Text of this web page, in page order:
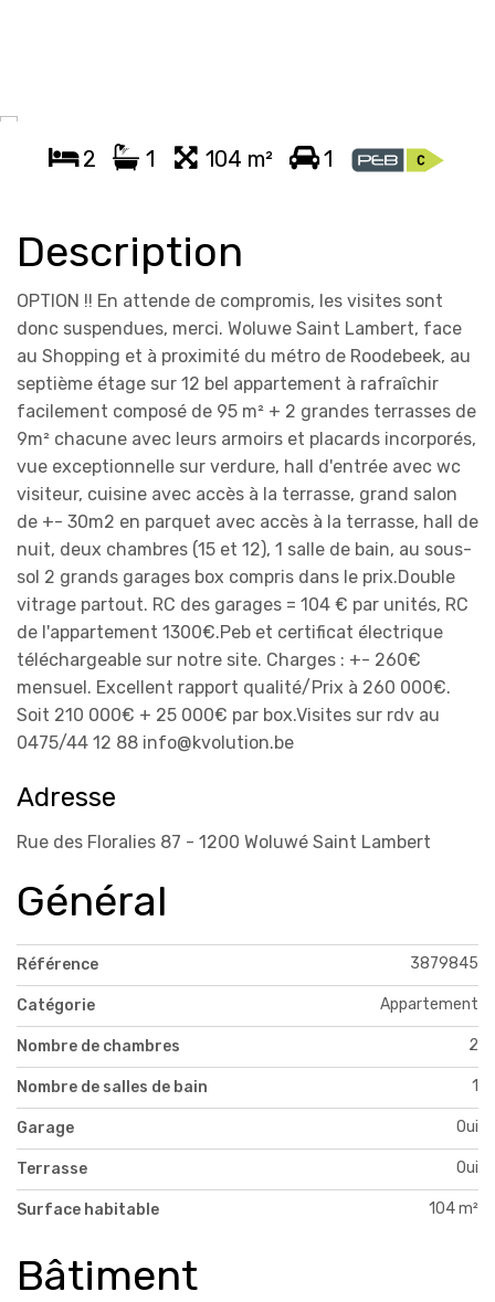
2 1 104 m² 1
Description
OPTION !! En attende de compromis, les visites sont
donc suspendues, merci. Woluwe Saint Lambert, face
au Shopping et à proximité du métro de Roodebeek, au
septième étage sur 12 bel appartement à rafraîchir
facilement composé de 95 m² + 2 grandes terrasses de
9m² chacune avec leurs armoirs et placards incorporés,
vue exceptionnelle sur verdure, hall d'entrée avec wc
visiteur, cuisine avec accès à la terrasse, grand salon
de +- 30m2 en parquet avec accès à la terrasse, hall de
nuit, deux chambres (15 et 12), 1 salle de bain, au sous-
sol 2 grands garages box compris dans le prix.Double
vitrage partout. RC des garages = 104 € par unités, RC
de l'appartement 1300€.Peb et certificat électrique
téléchargeable sur notre site. Charges : +- 260€
mensuel. Excellent rapport qualité/Prix à 260 000€.
Soit 210 000€ + 25 000€ par box.Visites sur rdv au
0475/44 12 88 info@kvolution.be
Adresse
Rue des Floralies 87 - 1200 Woluwé Saint Lambert
Général
Référence 3879845
Catégorie Appartement
Nombre de chambres 2
Nombre de salles de bain 1
Garage Oui
Terrasse Oui
Surface habitable 104 m²
Bâtiment